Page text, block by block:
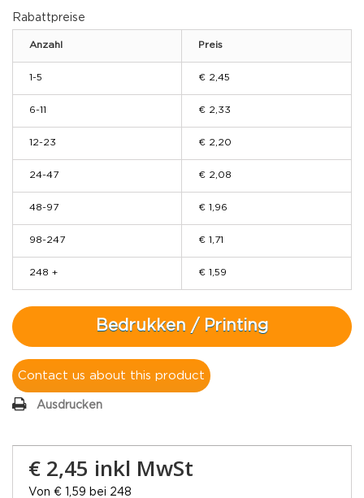
Rabattpreise
Anzahl Preis
1-5 € 2,45
6-11 € 2,33
12-23 € 2,20
24-47 € 2,08
48-97 € 1,96
98-247 € 1,71
248 + € 1,59
Bedrukken / Printing
Contact us about this product
Ausdrucken
€ 2,45 inkl MwSt
Von € 1,59 bei 248